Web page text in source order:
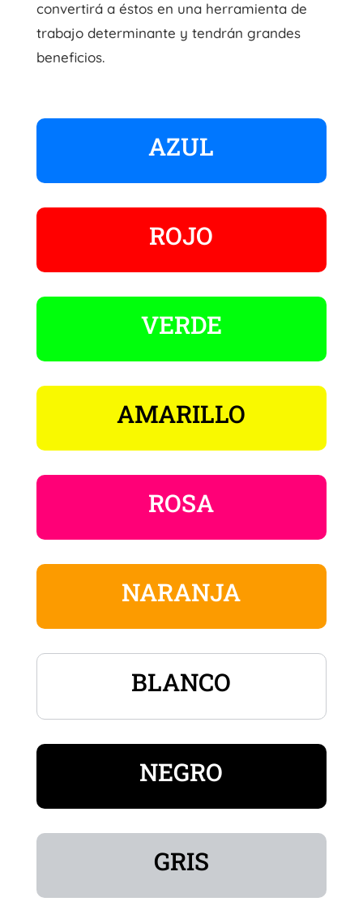
convertirá a éstos en una herramienta de
trabajo determinante y tendrán grandes
beneficios.
AZUL
ROJO
VERDE
AMARILLO
ROSA
NARANJA
BLANCO
NEGRO
GRIS